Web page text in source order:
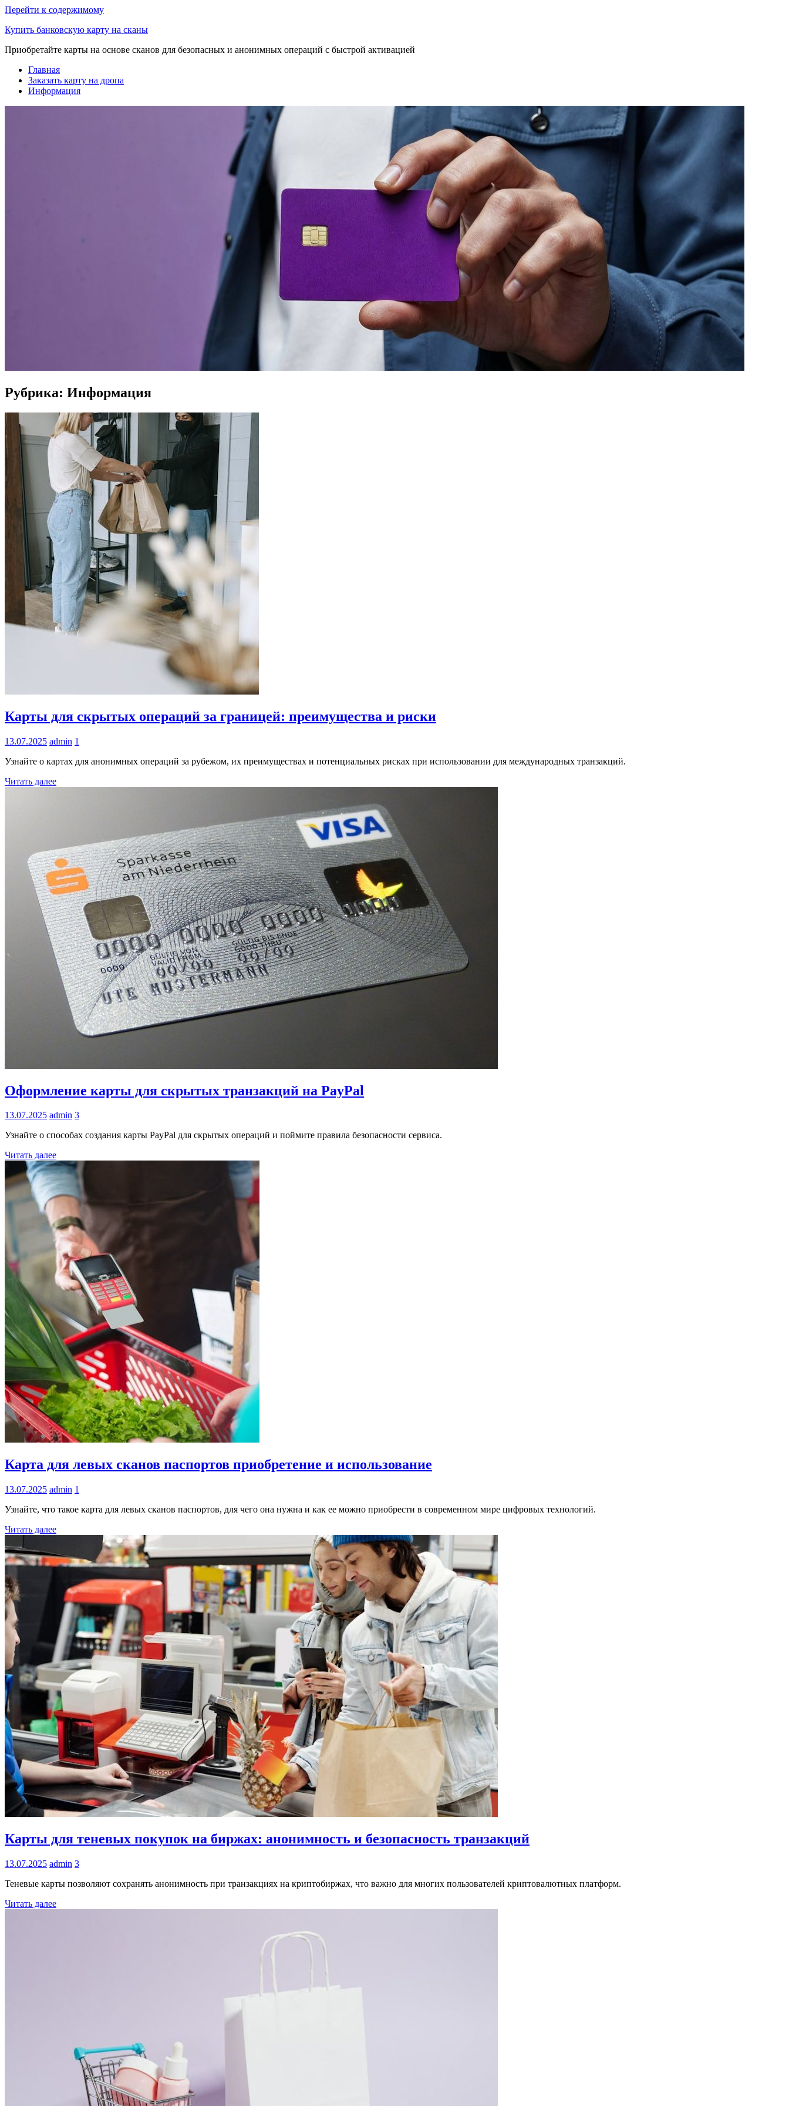
Перейти к содержимому
Купить банковскую карту на сканы
Приобретайте карты на основе сканов для безопасных и анонимных операций с быстрой активацией
Главная
Заказать карту на дропа
Информация
Рубрика: Информация
Карты для скрытых операций за границей: преимущества и риски
13.07.2025 admin 1
Узнайте о картах для анонимных операций за рубежом, их преимуществах и потенциальных рисках при использовании для международных транзакций.
Читать далее
Оформление карты для скрытых транзакций на PayPal
13.07.2025 admin 3
Узнайте о способах создания карты PayPal для скрытых операций и поймите правила безопасности сервиса.
Читать далее
Карта для левых сканов паспортов приобретение и использование
13.07.2025 admin 1
Узнайте, что такое карта для левых сканов паспортов, для чего она нужна и как ее можно приобрести в современном мире цифровых технологий.
Читать далее
Карты для теневых покупок на биржах: анонимность и безопасность транзакций
13.07.2025 admin 3
Теневые карты позволяют сохранять анонимность при транзакциях на криптобиржах, что важно для многих пользователей криптовалютных платформ.
Читать далее